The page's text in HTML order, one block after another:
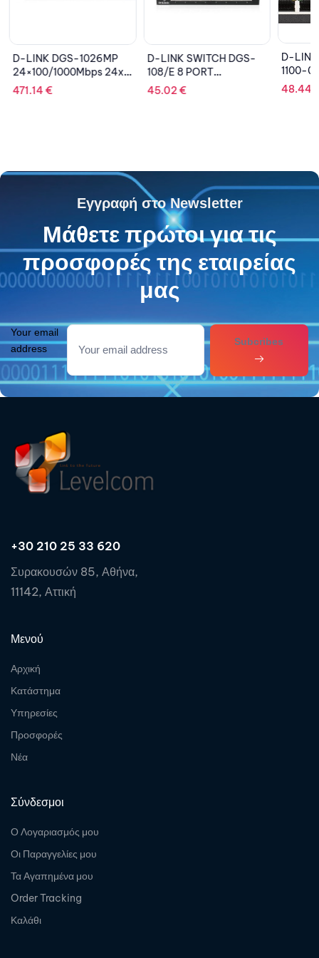
D-LINK DGS-1026MP
24×100/1000Mbps 24x
PoE,2xSFP
471.14€
D-LINK SWITCH DGS-
108/E 8 PORT
10/100/1000Mbps
45.02€
D-
1100-
48.44
Εγγραφή στο Newsletter
Μάθετε πρώτοι για τις
προσφορές της εταιρείας
μας
Your email
address
Subcribes
+30 210 25 33 620
Συρακουσών 85, Αθήνα,
11142, Αττική
Μενού
Αρχική
Κατάστημα
Υπηρεσίες
Προσφορές
Νέα
Σύνδεσμοι
Ο Λογαριασμός μου
Οι Παραγγελίες μου
Τα Αγαπημένα μου
Order Tracking
Καλάθι